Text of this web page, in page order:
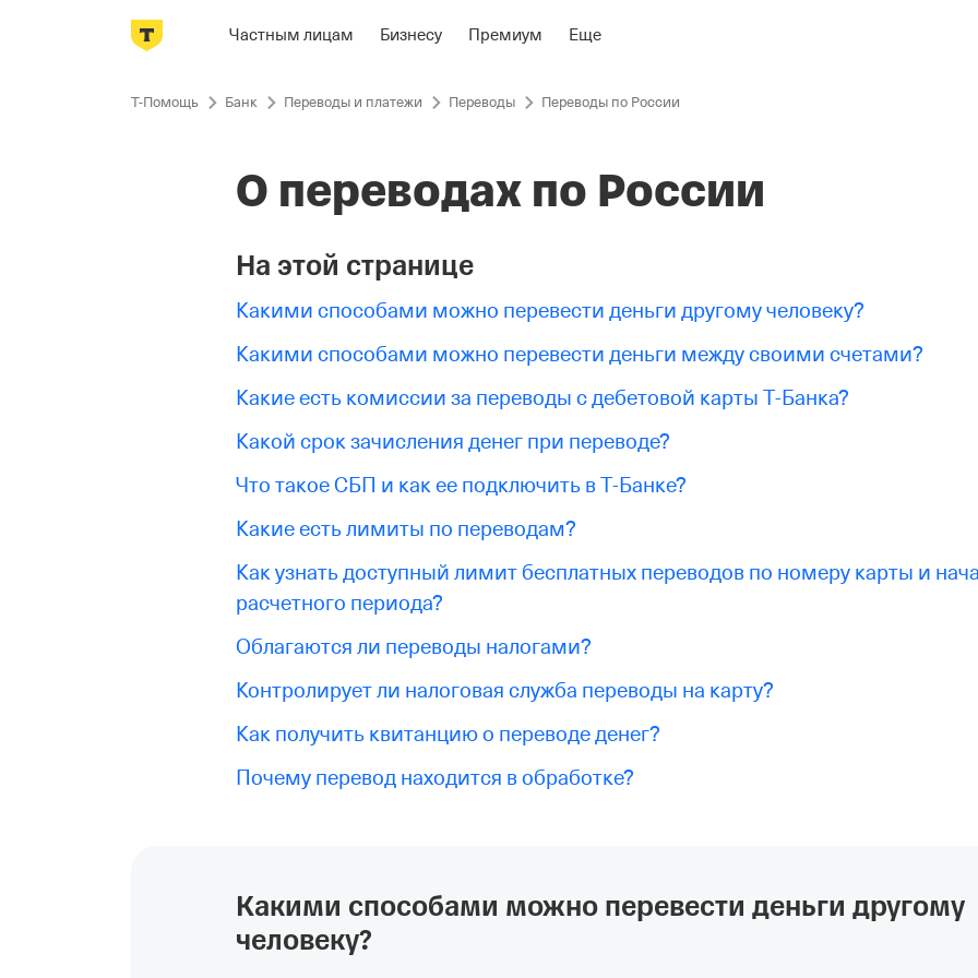
Частным лицам Бизнесу Премиум Еще
Т-Помощь Банк Переводы и платежи Переводы Переводы по России
О переводах по России
На этой странице
Какими способами можно перевести деньги другому человеку?
Какими способами можно перевести деньги между своими счетами?
Какие есть комиссии за переводы с дебетовой карты Т‑Банка?
Какой срок зачисления денег при переводе?
Что такое СБП и как ее подключить в Т‑Банке?
Какие есть лимиты по переводам?
Как узнать доступный лимит бесплатных переводов по номеру карты и
расчетного периода?
Облагаются ли переводы налогами?
Контролирует ли налоговая служба переводы на карту?
Как получить квитанцию о переводе денег?
Почему перевод находится в обработке?
Какими способами можно перевести деньги другому
человеку?